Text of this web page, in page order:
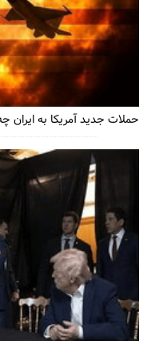
حملات جدید آمریکا به ایران